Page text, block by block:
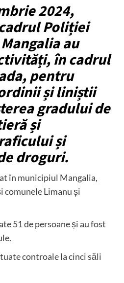
2024,
Poliției
au
în cadrul
pentru
și liniștii
gradului de
și
și
droguri.
în municipiul Mangalia,
comunele Limanu și
51 de persoane și au fost
controale la cinci săli